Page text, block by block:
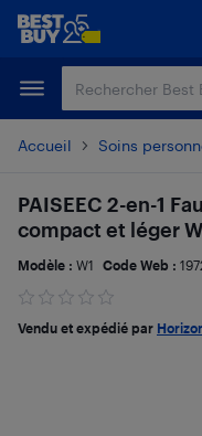
Passer
principal
Passer
Accueil Soins
PAISEEC 2-en-1
compact et léger
Modèle : W1 Code Web :
Vendu et expédié par